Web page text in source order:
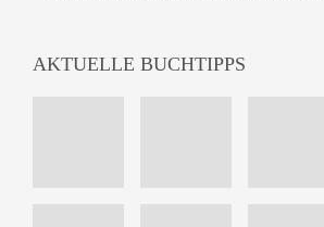
AKTUELLE BUCHTIPPS